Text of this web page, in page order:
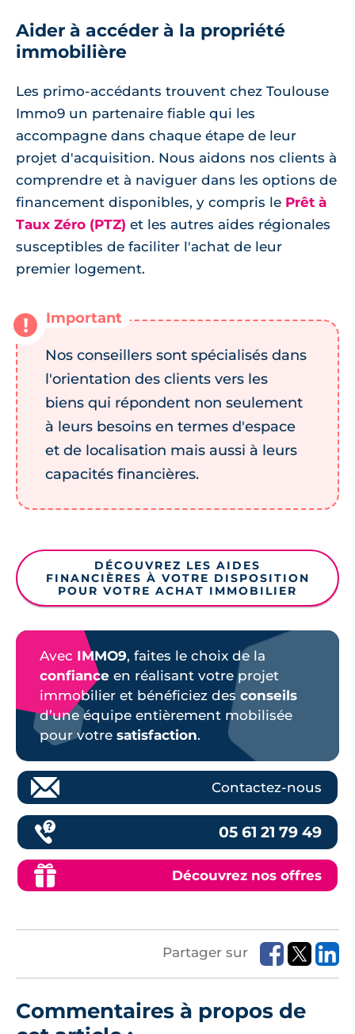
Aider à accéder à la propriété
immobilière
Les primo-accédants trouvent chez Toulouse
Immo9 un partenaire fiable qui les
accompagne dans chaque étape de leur
projet d'acquisition. Nous aidons nos clients à
comprendre et à naviguer dans les options de
financement disponibles, y compris le Prêt à
Taux Zéro (PTZ) et les autres aides régionales
susceptibles de faciliter l'achat de leur
premier logement.
Nos conseillers sont spécialisés dans
l'orientation des clients vers les
biens qui répondent non seulement
à leurs besoins en termes d'espace
et de localisation mais aussi à leurs
capacités financières.
DÉCOUVREZ LES AIDES
FINANCIÈRES À VOTRE DISPOSITION
POUR VOTRE ACHAT IMMOBILIER
Avec IMMO9, faites le choix de la
confiance en réalisant votre projet
immobilier et bénéficiez des conseils
d’une équipe entièrement mobilisée
pour votre satisfaction.
Contactez-nous
05 61 21 79 49
Découvrez nos offres
Partager sur
Commentaires à propos de